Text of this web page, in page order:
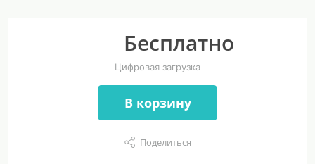
Бесплатно
Цифровая загрузка
В корзину
Поделиться